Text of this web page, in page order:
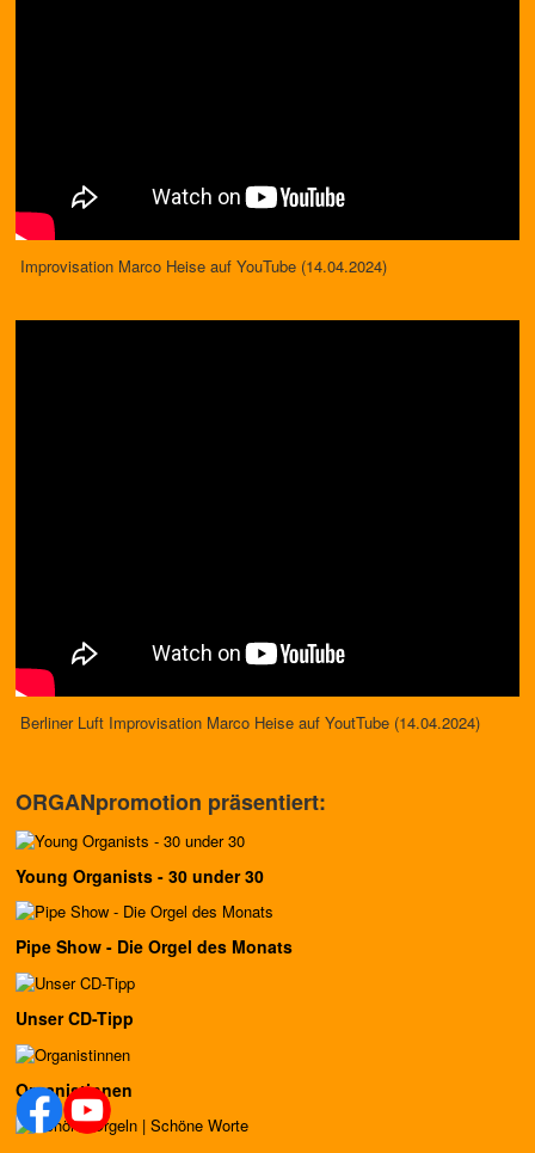
Improvisation Marco Heise auf YouTube (14.04.2024)
Berliner Luft Improvisation Marco Heise auf YoutTube (14.04.2024)
ORGANpromotion präsentiert:
Young Organists - 30 under 30
Pipe Show - Die Orgel des Monats
Unser CD-Tipp
Organistinnen